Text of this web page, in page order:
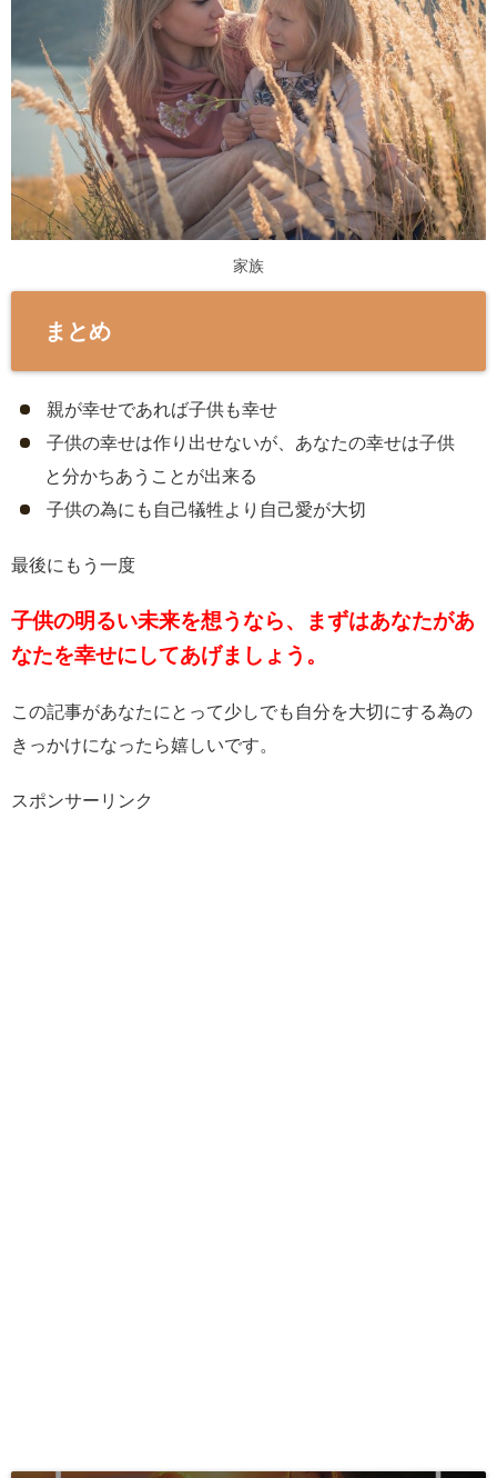
家族
まとめ
親が幸せであれば子供も幸せ
子供の幸せは作り出せないが、あなたの幸せは子供
と分かちあうことが出来る
子供の為にも自己犠牲より自己愛が大切
最後にもう一度
子供の明るい未来を想うなら、まずはあなたがあ
なたを幸せにしてあげましょう。
この記事があなたにとって少しでも自分を大切にする為の
きっかけになったら嬉しいです。
スポンサーリンク